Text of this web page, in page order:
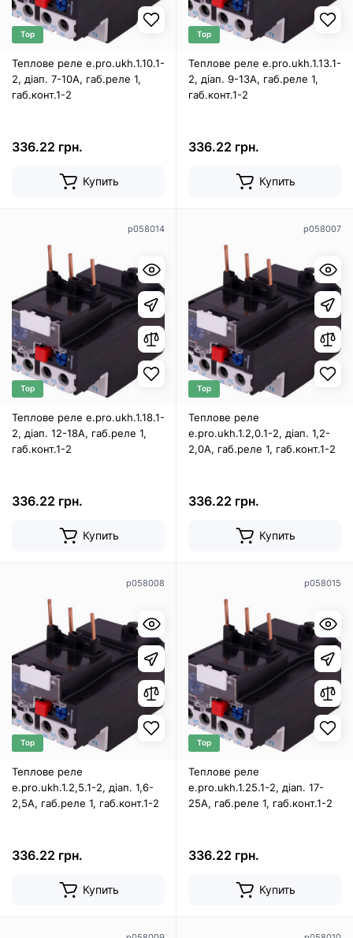
Top
Теплове реле e.pro.ukh.1.10.1-
2, діап. 7-10А, габ.реле 1,
габ.конт.1-2
336.22 грн.
Купить
Top
Теплове реле e.pro.ukh.1.13.1-
2, діап. 9-13А, габ.реле 1,
габ.конт.1-2
336.22 грн.
Купить
p058014
Top
Теплове реле e.pro.ukh.1.18.1-
2, діап. 12-18А, габ.реле 1,
габ.конт.1-2
336.22 грн.
Купить
p058007
Top
Теплове реле
e.pro.ukh.1.2,0.1-2, діап. 1,2-
2,0А, габ.реле 1, габ.конт.1-2
336.22 грн.
Купить
p058008
Top
Теплове реле
e.pro.ukh.1.2,5.1-2, діап. 1,6-
2,5А, габ.реле 1, габ.конт.1-2
336.22 грн.
Купить
p058015
Top
Теплове реле
e.pro.ukh.1.25.1-2, діап. 17-
25А, габ.реле 1, габ.конт.1-2
336.22 грн.
Купить